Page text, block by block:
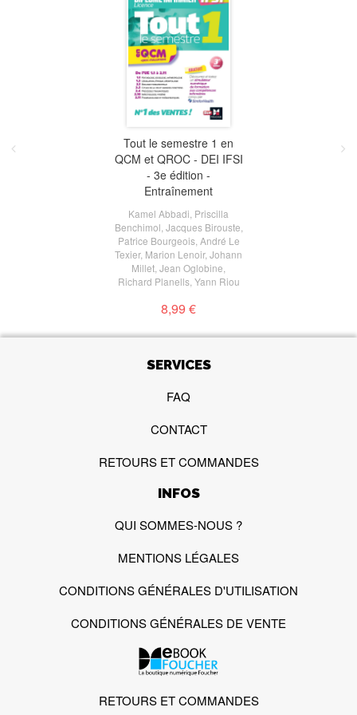
Tout le semestre 1 en
QCM et QROC - DEI IFSI
- 3e édition -
Entraînement
Kamel Abbadi, Priscilla
Benchimol,Jacques Birouste,
Patrice Bourgeois,André Le
Texier, Marion Lenoir,Johann
Millet,Jean Oglobine,
Richard Planells,Yann Riou
8,99 €
SERVICES
FAQ
CONTACT
RETOURS ET COMMANDES
INFOS
QUI SOMMES-NOUS ?
MENTIONS LÉGALES
CONDITIONS GÉNÉRALES D'UTILISATION
CONDITIONS GÉNÉRALES DE VENTE
RETOURS ET COMMANDES